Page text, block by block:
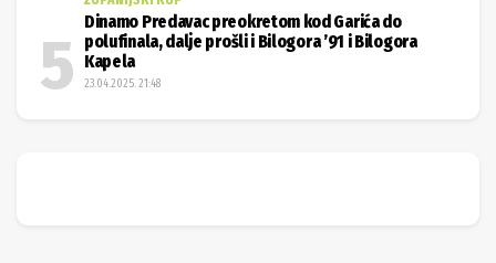
Dinamo Predavac preokretom kod Garića do
polufinala, dalje prošli i Bilogora ’91 i Bilogora
Kapela
23.04.2025. 21:48